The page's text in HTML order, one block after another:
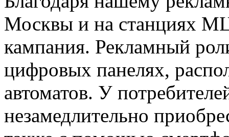
Москвы и на станциях
кампания. Рекламный
цифровых панелях,
автоматов. У
незамедлительно